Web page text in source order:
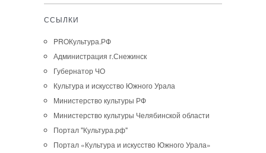
ССЫЛКИ
PROКультура.РФ
Администрация г.Снежинск
Губернатор ЧО
Культура и искусство Южного Урала
Министерство культуры РФ
Министерство культуры Челябинской области
Портал "Культура.рф"
Портал «Культура и искусство Южного Урала»